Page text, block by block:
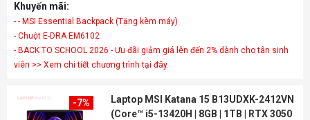
Khuyến mãi:
- - MSI Essential Backpack (Tặng kèm máy)
- Chuột E-DRA EM6102
- BACK TO SCHOOL 2026 - Ưu đãi giảm giá lên đến 2% dành cho tân sinh
viên >> Xem chi tiết chương trình tại đây.
-7%
Laptop MSI Katana 15 B13UDXK-2412VN
(Core™ i5-13420H | 8GB | 1TB | RTX 3050